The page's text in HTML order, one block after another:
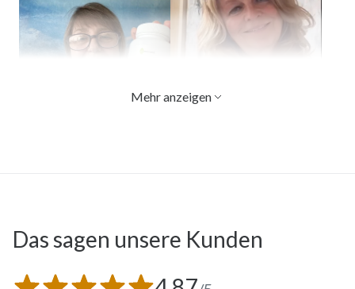
Mehr anzeigen
Das sagen unsere Kunden